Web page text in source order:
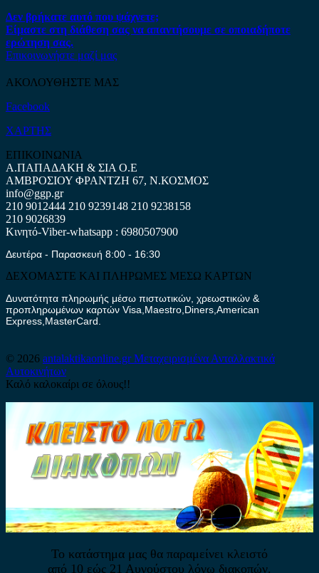
Δεν βρήκατε αυτό που ψάχνετε;
Είμαστε στη διάθεση σας να απαντήσουμε σε οποιαδήποτε
ερώτηση σας.
Επικοινωνήστε μαζί μας
ΑΚΟΛΟΥΘΗΣΤΕ ΜΑΣ
Facebook
ΧΑΡΤΗΣ
ΕΠΙΚΟΙΝΩΝΙΑ
Α.ΠΑΠΑΔΑΚΗ & ΣΙΑ Ο.Ε
ΑΜΒΡΟΣΙΟΥ ΦΡΑΝΤΖΗ 67, Ν.ΚΟΣΜΟΣ
info@ggp.gr
210 9012444 210 9239148 210 9238158
210 9026839
Κινητό-Viber-whatsapp : 6980507900
Δευτέρα - Παρασκευή 8:00 - 16:30
ΔΕΧΟΜΑΣΤΕ ΚΑΙ ΠΛΗΡΩΜΕΣ ΜΕΣΩ ΚΑΡΤΩΝ
Δυνατότητα πληρωμής μέσω πιστωτικών, χρεωστικών &
προπληρωμένων καρτών Visa,Maestro,Diners,American
Express,MasterCard.
© 2026 antalaktikaonline.grΜεταχειρισμένα Ανταλλακτικά
Αυτοκινήτων
Καλό καλοκαίρι σε όλους!!
Το κατάστημα μας θα παραμείνει κλειστό
από 10 εώς 21 Αυγούστου λόγω διακοπών.